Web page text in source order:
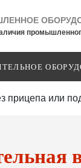
прицепа или